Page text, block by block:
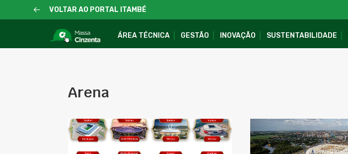
VOLTAR AO PORTAL ITAMBÉ
ÁREA TÉCNICA GESTÃO INOVAÇÃO SUSTENTABILIDADE
Arena